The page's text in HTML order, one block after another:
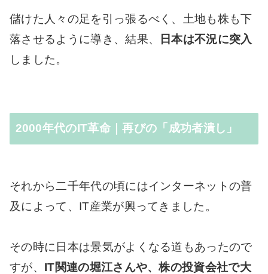
儲けた人々の足を引っ張るべく、土地も株も下
落させるように導き、結果、
日本は不況に突入
しました。
2000年代のIT革命｜再びの「成功者潰し」
それから二千年代の頃にはインターネットの普
及によって、IT産業が興ってきました。
その時に日本は景気がよくなる道もあったので
すが、 IT関連の堀江さんや、株の投資会社で大